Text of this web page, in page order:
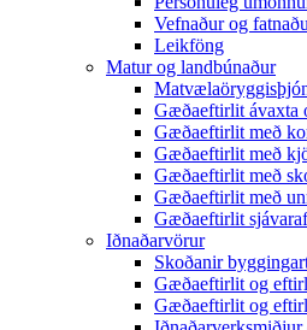
Vefnaður og
Leikföng
Matur og landbúnaður
Gæðaeftirlit ávaxta
Gæðaeftirlit með
Gæðaeftirlit með
Gæðaeftirlit með
Gæðaeftirlit með
Gæðaeftirlit
Iðnaðarvörur
Skoðanir
Gæðaeftirlit og
Gæðaeftirlit og